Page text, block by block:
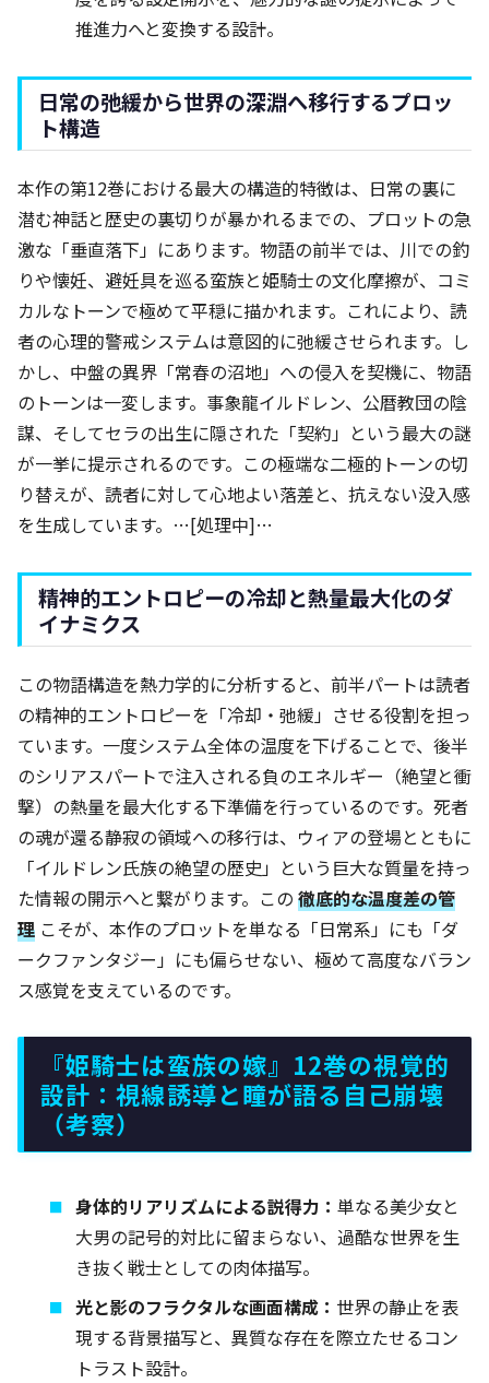
推進力へと変換する設計。
日常の弛緩から世界の深淵へ移行するプロッ
ト構造
本作の第12巻における最大の構造的特徴は、日常の裏に
潜む神話と歴史の裏切りが暴かれるまでの、プロットの急
激な「垂直落下」にあります。物語の前半では、川での釣
りや懐妊、避妊具を巡る蛮族と姫騎士の文化摩擦が、コミ
カルなトーンで極めて平穏に描かれます。これにより、読
者の心理的警戒システムは意図的に弛緩させられます。し
かし、中盤の異界「常春の沼地」への侵入を契機に、物語
のトーンは一変します。事象龍イルドレン、公暦教団の陰
謀、そしてセラの出生に隠された「契約」という最大の謎
が一挙に提示されるのです。この極端な二極的トーンの切
り替えが、読者に対して心地よい落差と、抗えない没入感
を生成しています。…[処理中]…
精神的エントロピーの冷却と熱量最大化のダ
イナミクス
この物語構造を熱力学的に分析すると、前半パートは読者
の精神的エントロピーを「冷却・弛緩」させる役割を担っ
ています。一度システム全体の温度を下げることで、後半
のシリアスパートで注入される負のエネルギー（絶望と衝
撃）の熱量を最大化する下準備を行っているのです。死者
の魂が還る静寂の領域への移行は、ウィアの登場とともに
「イルドレン氏族の絶望の歴史」という巨大な質量を持っ
た情報の開示へと繋がります。この 徹底的な温度差の管
理 こそが、本作のプロットを単なる「日常系」にも「ダ
ークファンタジー」にも偏らせない、極めて高度なバラン
ス感覚を支えているのです。
『姫騎士は蛮族の嫁』12巻の視覚的
設計：視線誘導と瞳が語る自己崩壊
（考察）
身体的リアリズムによる説得力：単なる美少女と
大男の記号的対比に留まらない、過酷な世界を生
き抜く戦士としての肉体描写。
光と影のフラクタルな画面構成： 世界の静止を表
現する背景描写と、異質な存在を際立たせるコン
トラスト設計。